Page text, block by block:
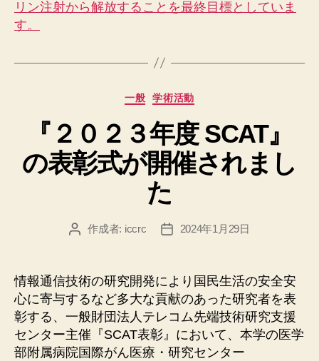
リン注射から解放することを最終目標としていま
す。
カ
ゴ
リ
ー
一般 学術活動
『２０２３年度 SCAT』
の表彰式が開催されまし
た
投 作成者: iccrc
投
2024年1月29日
情報通信技術の研究開発により国民生活の安全安
心に寄与するなど多大な貢献のあった研究者を表
彰する、一般財団法人テレコム先端技術研究支援
センター主催『SCAT表彰』において、本学の医学
部附属病院国際がん医療・研究センター